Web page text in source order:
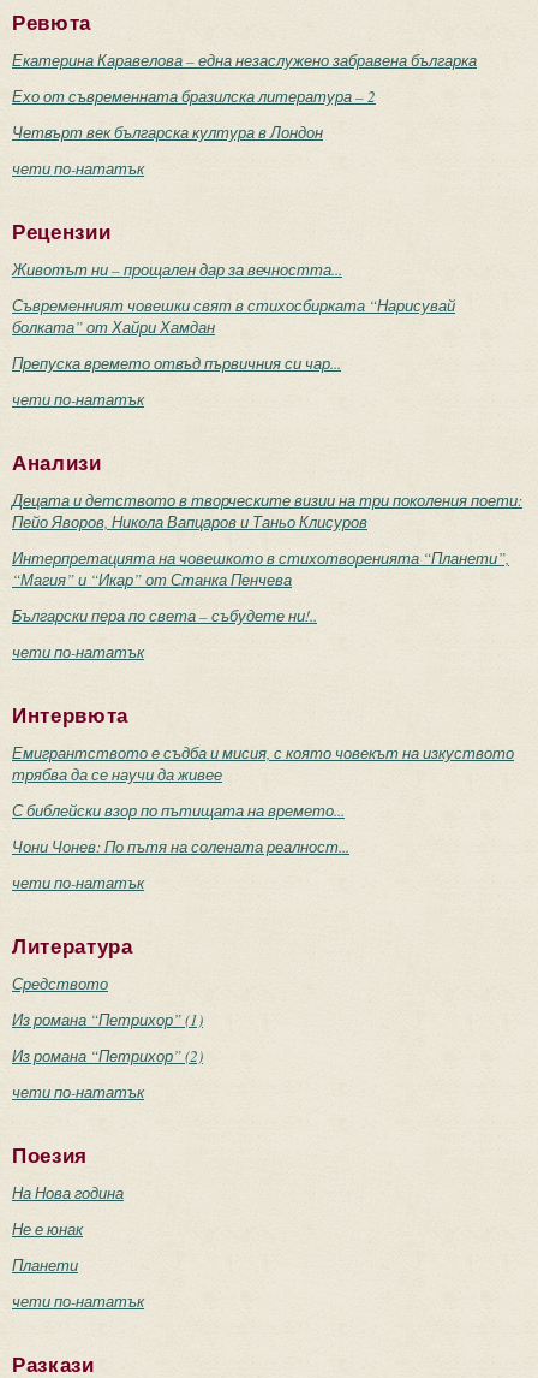
Ревюта
Екатерина Каравелова – една незаслужено забравена българка
Ехо от съвременната бразилска литература – 2
Четвърт век българска култура в Лондон
чети по-нататък
Рецензии
Животът ни – прощален дар за вечността...
Съвременният човешки свят в стихосбирката “Нарисувай
болката” от Хайри Хамдан
Препуска времето отвъд първичния си чар...
чети по-нататък
Анализи
Децата и детството в творческите визии на три поколения поети:
Пейо Яворов, Никола Вапцаров и Таньо Клисуров
Интерпретацията на човешкото в стихотворенията “Планети”,
“Магия” и “Икар” от Станка Пенчева
Български пера по света – събудете ни!..
чети по-нататък
Интервюта
Емигрантството е съдба и мисия, с която човекът на изкуството
трябва да се научи да живее
С библейски взор по пътищата на времето...
Чони Чонев: По пътя на солената реалност...
чети по-нататък
Литература
Средството
Из романа “Петрихор” (1)
Из романа “Петрихор” (2)
чети по-нататък
Поезия
На Нова година
Не е юнак
Планети
чети по-нататък
Разкази